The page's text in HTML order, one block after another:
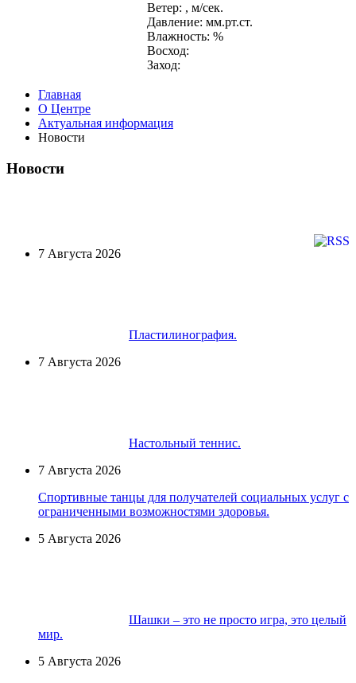
Ветер: , м/сек.
Давление: мм.рт.ст.
Влажность: %
Восход:
Заход:
Главная
О Центре
Актуальная информация
Новости
Новости
7 Августа 2026
Пластилинография.
7 Августа 2026
Настольный теннис.
7 Августа 2026
Спортивные танцы для получателей социальных услуг с
ограниченными возможностями здоровья.
5 Августа 2026
Шашки – это не просто игра, это целый
мир.
5 Августа 2026